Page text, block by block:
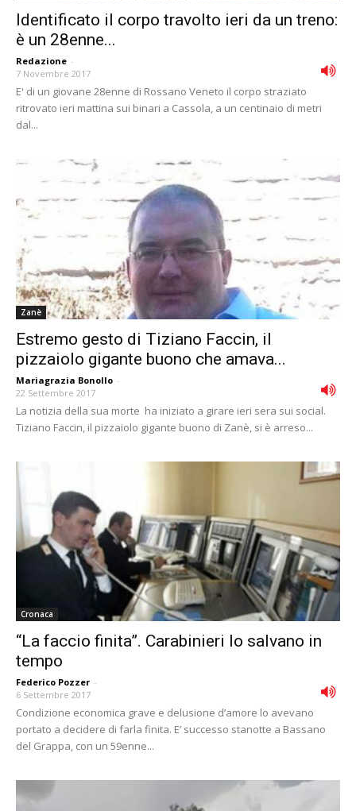
Identificato il corpo travolto ieri da un treno:
è un 28enne...
Redazione -
7 Novembre 2017
E' di un giovane 28enne di Rossano Veneto il corpo straziato
ritrovato ieri mattina sui binari a Cassola, a un centinaio di metri
dal...
Zanè
Estremo gesto di Tiziano Faccin, il
pizzaiolo gigante buono che amava...
Mariagrazia Bonollo -
22 Settembre 2017
La notizia della sua morte ha iniziato a girare ieri sera sui social.
Tiziano Faccin, il pizzaiolo gigante buono di Zanè, si è arreso...
Cronaca
“La faccio finita”. Carabinieri lo salvano in
tempo
Federico Pozzer -
6 Settembre 2017
Condizione economica grave e delusione d’amore lo avevano
portato a decidere di farla finita. E’ successo stanotte a Bassano
del Grappa, con un 59enne...